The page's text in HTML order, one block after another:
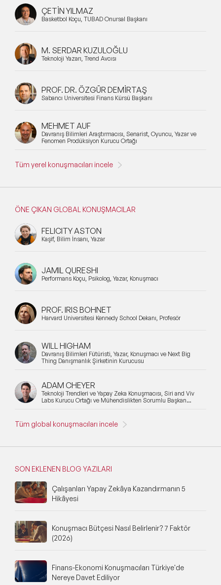
ÇETİN YILMAZ
Basketbol Koçu, TÜBAD Onursal Başkanı
M. SERDAR KUZULOĞLU
Teknoloji Yazarı, Trend Avcısı
PROF. DR. ÖZGÜR DEMİRTAŞ
Sabancı Üniversitesi Finans Kürsü Başkanı
MEHMET AUF
Davranış Bilimleri Araştırmacısı, Senarist, Oyuncu, Yazar ve
Fenomen Prodüksiyon Kurucu Ortağı
Tüm yerel konuşmacıları incele
ÖNE ÇIKAN GLOBAL KONUŞMACILAR
FELICITY ASTON
Kaşif, Bilim İnsanı, Yazar
JAMIL QURESHI
Performans Koçu, Psikolog, Yazar, Konuşmacı
PROF. IRIS BOHNET
Harvard Üniversitesi Kennedy School Dekanı, Profesör
WILL HIGHAM
Davranış Bilimleri Fütüristi, Yazar, Konuşmacı ve Next Big
Thing Danışmanlık Şirketinin Kurucusu
ADAM CHEYER
Teknoloji Trendleri ve Yapay Zeka Konuşmacısı, Siri and Viv
Labs Kurucu Ortağı ve Mühendislikten Sorumlu Başkan
Tüm global konuşmacıları incele
SON EKLENEN BLOG YAZILARI
Çalışanları Yapay Zekâya Kazandırmanın 5
Hikâyesi
Konuşmacı Bütçesi Nasıl Belirlenir? 7 Faktör
(2026)
Finans-Ekonomi Konuşmacıları Türkiye'de
Nereye Davet Ediliyor